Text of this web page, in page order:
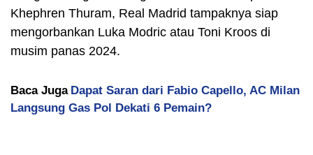
Khephren Thuram, Real Madrid tampaknya siap
mengorbankan Luka Modric atau Toni Kroos di
musim panas 2024.
Baca Juga Dapat Saran dari Fabio Capello, AC Milan
Langsung Gas Pol Dekati 6 Pemain?